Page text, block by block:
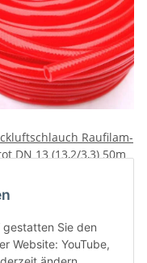
gestatten Sie den
Website: YouTube,
Raufilam-
DN 13 (13,2/3,3) 50m